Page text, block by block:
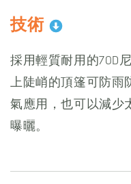
技術
採用輕質耐用的70D
上陡峭的頂篷可防
氣應用，也可以減少
曝曬。